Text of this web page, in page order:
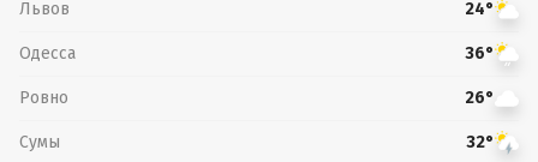
Львов 24°
Одесса 36°
Ровно 26°
Сумы 32°